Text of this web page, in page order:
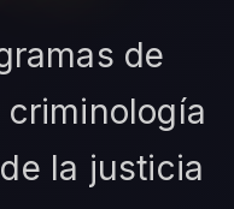
de
la justicia